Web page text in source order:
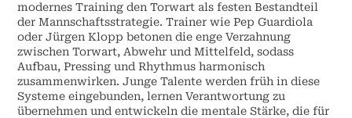
modernes Training den Torwart als festen Bestandteil
der Mannschaftsstrategie. Trainer wie Pep Guardiola
oder Jürgen Klopp betonen die enge Verzahnung
zwischen Torwart, Abwehr und Mittelfeld, sodass
Aufbau, Pressing und Rhythmus harmonisch
zusammenwirken. Junge Talente werden früh in diese
Systeme eingebunden, lernen Verantwortung zu
übernehmen und entwickeln die mentale Stärke, die für